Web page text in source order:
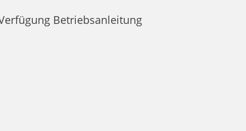
Betriebsanleitung